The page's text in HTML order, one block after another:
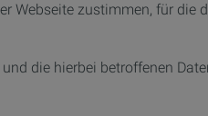
Webseite zustimmen, für
die hierbei betroffenen